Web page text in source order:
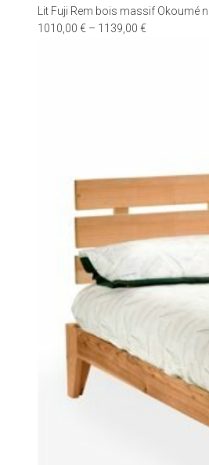
Lit Fuji Rem bois massif Okoumé
1010,00 € – 1139,00 €